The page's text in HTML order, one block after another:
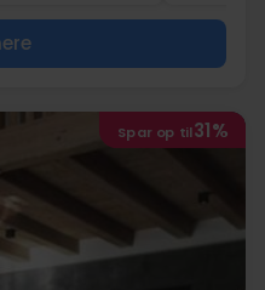
Spar op til31%